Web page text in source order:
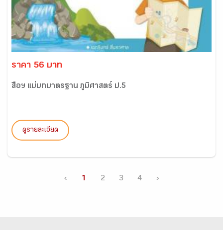
ราคา 56 บาท
สื่อฯ แม่บทมาตรฐาน ภูมิศาสตร์ ป.5
ดูรายละเอียด
‹ 1 2 3 4 ›